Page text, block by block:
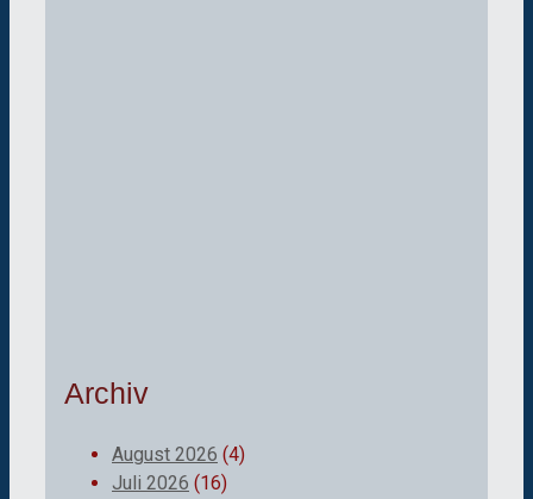
Archiv
August 2026 (4)
Juli 2026 (16)